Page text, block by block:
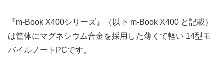
『m-Book X400シリーズ』（以下 m-Book X400 と記載）
は筐体にマグネシウム合金を採用した薄くて軽い 14型モ
バイルノートPCです。